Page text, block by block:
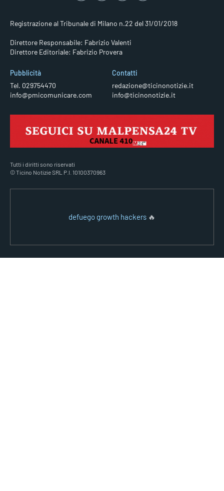
Registrazione al Tribunale di Milano n.22 del 31/01/2018
Direttore Responsabile: Fabrizio Valenti
Direttore Editoriale: Fabrizio Provera
Pubblicità
Tel. 029754470
info@pmicomunicare.com
Contatti
redazione@ticinonotizie.it
info@ticinonotizie.it
Tutti i diritti sono riservati
© Ticino Notizie SRL P.I. 10100370963
defuego growth hackers 🔥